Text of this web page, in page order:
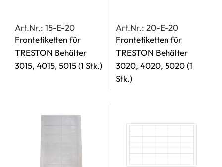
Art.Nr.: 15-E-20
Frontetiketten für
TRESTON Behälter
3015, 4015, 5015(1 Stk.)
Art.Nr.: 20-E-20
Frontetiketten für
TRESTON Behälter
3020, 4020, 5020(1
Stk.)